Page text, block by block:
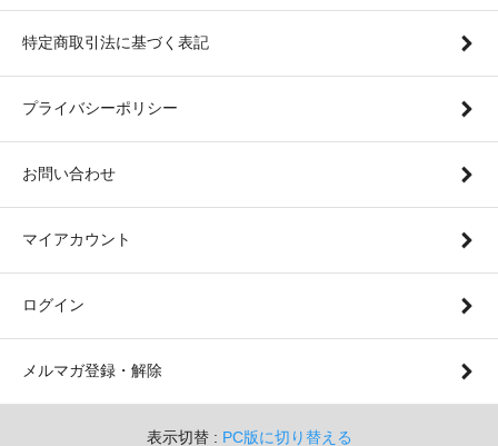
特定商取引法に基づく表記
プライバシーポリシー
お問い合わせ
マイアカウント
ログイン
メルマガ登録・解除
表示切替 : PC版に切り替える